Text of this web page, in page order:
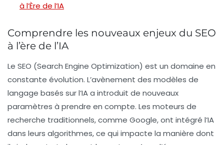
à l’Ère de l’IA
Comprendre les nouveaux enjeux du SEO
à l’ère de l’IA
Le SEO (Search Engine Optimization) est un domaine en
constante évolution. L’avènement des modèles de
langage basés sur l’IA a introduit de nouveaux
paramètres à prendre en compte. Les moteurs de
recherche traditionnels, comme Google, ont intégré l’IA
dans leurs algorithmes, ce qui impacte la manière dont